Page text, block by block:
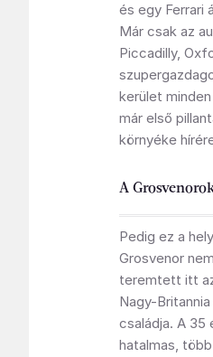
és egy Ferrari
Már csak az
Piccadilly,
kerület
már első
környéke
A
Pedig ez a
Grosvenor
teremtett itt
Nagy-
családja. A 35
hatalmas,